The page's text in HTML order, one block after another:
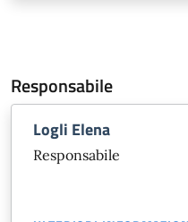
Responsabile
Logli Elena
Responsabile